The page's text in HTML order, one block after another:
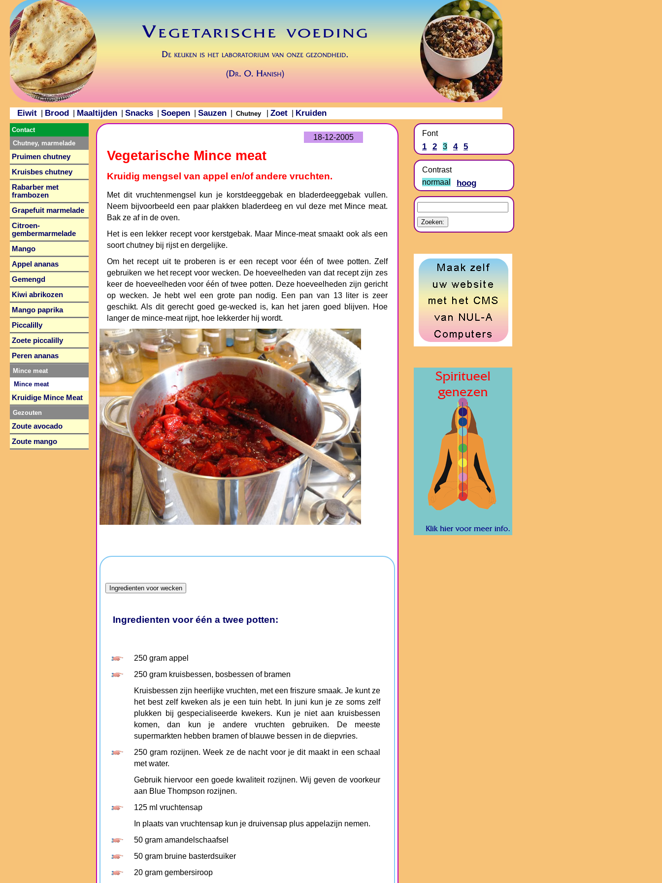
Eiwit Brood Maaltijden Snacks Soepen Sauzen Chutney Zoet Kruiden
18-12-2005
Vegetarische Mince meat
Kruidig mengsel van appel en/of andere vruchten.
Met dit vruchtenmengsel kun je korstdeeggebak en bladerdeeggebak vullen.
Neem bijvoorbeeld een paar plakken bladerdeeg en vul deze met Mince meat.
Bak ze af in de oven.
Het is een lekker recept voor kerstgebak. Maar Mince-meat smaakt ook als een
soort chutney bij rijst en dergelijke.
Om het recept uit te proberen is er een recept voor één of twee potten. Zelf
gebruiken we het recept voor wecken. De hoeveelheden van dat recept zijn zes
keer de hoeveelheden voor één of twee potten. Deze hoeveelheden zijn gericht
op wecken. Je hebt wel een grote pan nodig. Een pan van 13 liter is zeer
geschikt. Als dit gerecht goed ge-wecked is, kan het jaren goed blijven. Hoe
langer de mince-meat rijpt, hoe lekkerder hij wordt.
Ingredienten voor één a twee potten:
250 gram appel
250 gram kruisbessen, bosbessen of bramen
Kruisbessen zijn heerlijke vruchten, met een friszure smaak. Je kunt ze
het best zelf kweken als je een tuin hebt. In juni kun je ze soms zelf
plukken bij gespecialiseerde kwekers. Kun je niet aan kruisbessen
komen, dan kun je andere vruchten gebruiken. De meeste
supermarkten hebben bramen of blauwe bessen in de diepvries.
250 gram rozijnen. Week ze de nacht voor je dit maakt in een schaal
met water.
Gebruik hiervoor een goede kwaliteit rozijnen. Wij geven de voorkeur
aan Blue Thompson rozijnen.
125 ml vruchtensap
In plaats van vruchtensap kun je druivensap plus appelazijn nemen.
50 gram amandelschaafsel
50 gram bruine basterdsuiker
20 gram gembersiroop
Contact
Chutney, marmelade
Pruimen chutney
Kruisbes chutney
Rabarber met
frambozen
Grapefuit marmelade
Citroen-
gembermarmelade
Mango
Appel ananas
Gemengd
Kiwi abrikozen
Mango paprika
Piccalilly
Zoete piccalilly
Peren ananas
Mince meat
Mince meat
Kruidige Mince Meat
Gezouten
Zoute avocado
Zoute mango
Font
1 2 3 4 5
Contrast
normaal
hoog